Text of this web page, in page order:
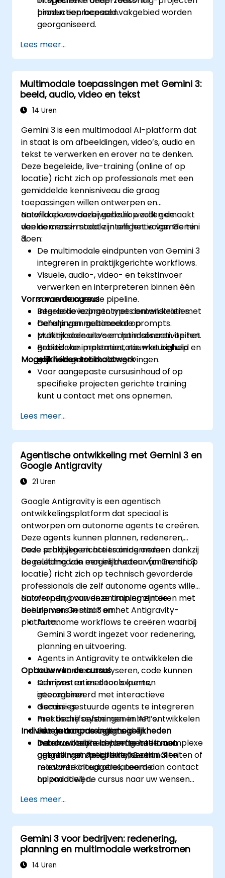
productieprocessen.
binnen een bepaald vakgebied worden
georganiseerd.
Lees meer...
Multimodale toepassingen met Gemini 3:
beeld, audio, video en tekst
14 Uren
Gemini 3 is een multimodaal AI-platform dat
in staat is om afbeeldingen, video’s, audio en
tekst te verwerken en erover na te denken.
Deze begeleide, live-training (online of op
locatie) richt zich op professionals met een
gemiddelde kennisniveau die graag
toepassingen willen ontwerpen en
ontwikkelen waarbij gebruik wordt gemaakt
van de cross-modale intelligentie van Gemini
3.
Na afloop van deze workshop zullen de
deelnemers in staat zijn om het volgende te
doen:
De multimodale eindpunten van Gemini 3
integreren in praktijkgerichte workflows.
Visuele, audio-, video- en tekstinvoer
verwerken en interpreteren binnen één
samenhangende pipeline.
Interactieve prototypes ontwikkelen met
behulp van multimodale prompts.
Multimodale uitvoer optimaliseren op het
gebied van prestaties, nauwkeurigheid en
gebruiksgemak.
Vorm van de cursus
Begeleide lezingen met demonstraties.
Oefeningen gebaseerd op
praktijkscenario’s en handsonactiviteiten.
Praktische implementatie met behulp
van live-ontwikkelomgevingen.
Mogelijkheden tot maatwerk
Voor aangepaste cursusinhoud of op
specifieke projecten gerichte training
kunt u contact met ons opnemen.
Lees meer...
Agentische ontwikkeling met Gemini 3 en
Google Antigravity
21 Uren
Google Antigravity is een agentisch
ontwikkelingsplatform dat speciaal is
ontworpen om autonome agents te creëren.
Deze agents kunnen plannen, redeneren,
code schrijven en acties ondernemen dankzij
de multimodale mogelijkheden van Gemini 3.
Deze praktijkgerichte training onder
begeleiding van een instructeur (online of op
locatie) richt zich op technisch gevorderde
professionals die zelf autonome agents willen
ontwerpen, bouwen en implementeren met
behulp van Gemini 3 en het Antigravity-
platform.
Na afronding van deze training zijn de
deelnemers in staat om:
Autonome workflows te creëren waarbij
Gemini 3 wordt ingezet voor redenering,
planning en uitvoering.
Agents in Antigravity te ontwikkelen die
taken kunnen analyseren, code kunnen
schrijven en met tools kunnen
interageren.
Gemini-gestuurde agents te integreren
met bedrijfssystemen en API’s.
Het gedrag, de veiligheid en
betrouwbaarheid van agents in complexe
omgevingen te optimaliseren.
Opbouw van de cursus
Demonstraties door experts,
gecombineerd met interactieve
discussies.
Praktische oefeningen in het ontwikkelen
van autonome agents.
Daadwerkelijke implementatie met
gebruik van Antigravity, Gemini 3 en
relevante cloudgerelateerde
hulpmiddelen.
Individuele aanpassingsmogelijkheden
Indien uw team behoefte heeft aan
agents met specifieke functionaliteiten of
maatwerkintegraties, neem dan contact
op zodat wij de cursus naar uw wensen
Lees meer...
Gemini 3 voor bedrijven: redenering,
planning en multimodale werkstromen
14 Uren